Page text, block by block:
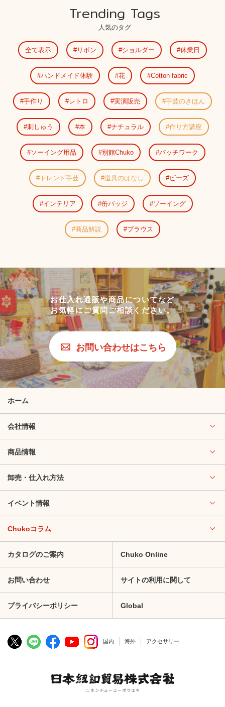
Trending Tags
人気のタグ
全て表示 リボン ショルダー 休業日
ハンドメイド体験 花 Cotton fabric
手作り レトロ 実演販売 手芸のきほん
刺しゅう 本 ナチュラル 作り方講座
ソーイング用品 別館Chuko パッチワーク
トレンド手芸 道具のはなし ビーズ
インテリア 缶バッジ ソーイング
商品解説 ブラウス
お仕入れ通販や商品についてなど
お気軽にご質問ご相談ください。
お問い合わせはこちら
ホーム
会社情報
商品情報
卸売・仕入れ方法
イベント情報
Chukoコラム
カタログのご案内 Chuko Online
お問い合わせ サイトの利用に関して
プライバシーポリシー Global
国内 海外 アクセサリー